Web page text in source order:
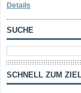
Details
SUCHE
SCHNELL ZUM